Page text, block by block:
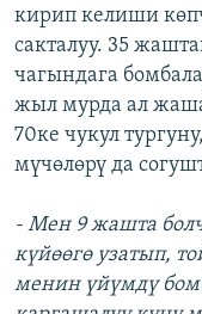
кирип келиши
сакталуу. 35
чагындага
жыл мурда ал
70ке чукул
мүчөлөрү да
- Мен 9 жашта
күйөөгө узатып,
менин үйүмдү